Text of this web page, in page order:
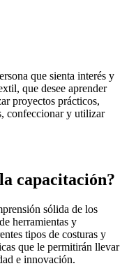
que sienta interés y
que desee aprender
proyectos prácticos,
confeccionar y utilizar
capacitación?
sólida de los
herramientas y
tipos de costuras y
que le permitirán llevar
e innovación.